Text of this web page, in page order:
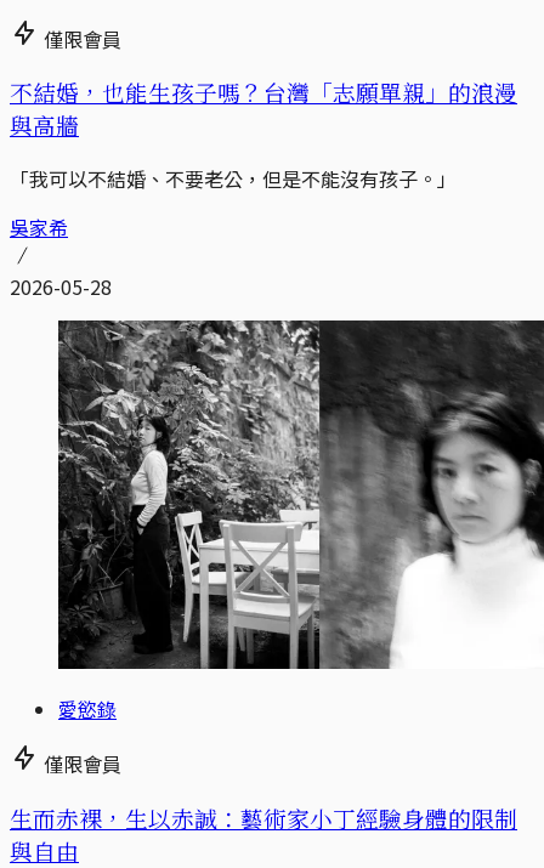
僅限會員
不結婚，也能生孩子嗎？台灣「志願單親」的浪漫
與高牆
「我可以不結婚、不要老公，但是不能沒有孩子。」
吳家希
2026-05-28
愛慾錄
僅限會員
生而赤裸，生以赤誠：藝術家小丁經驗身體的限制
與自由